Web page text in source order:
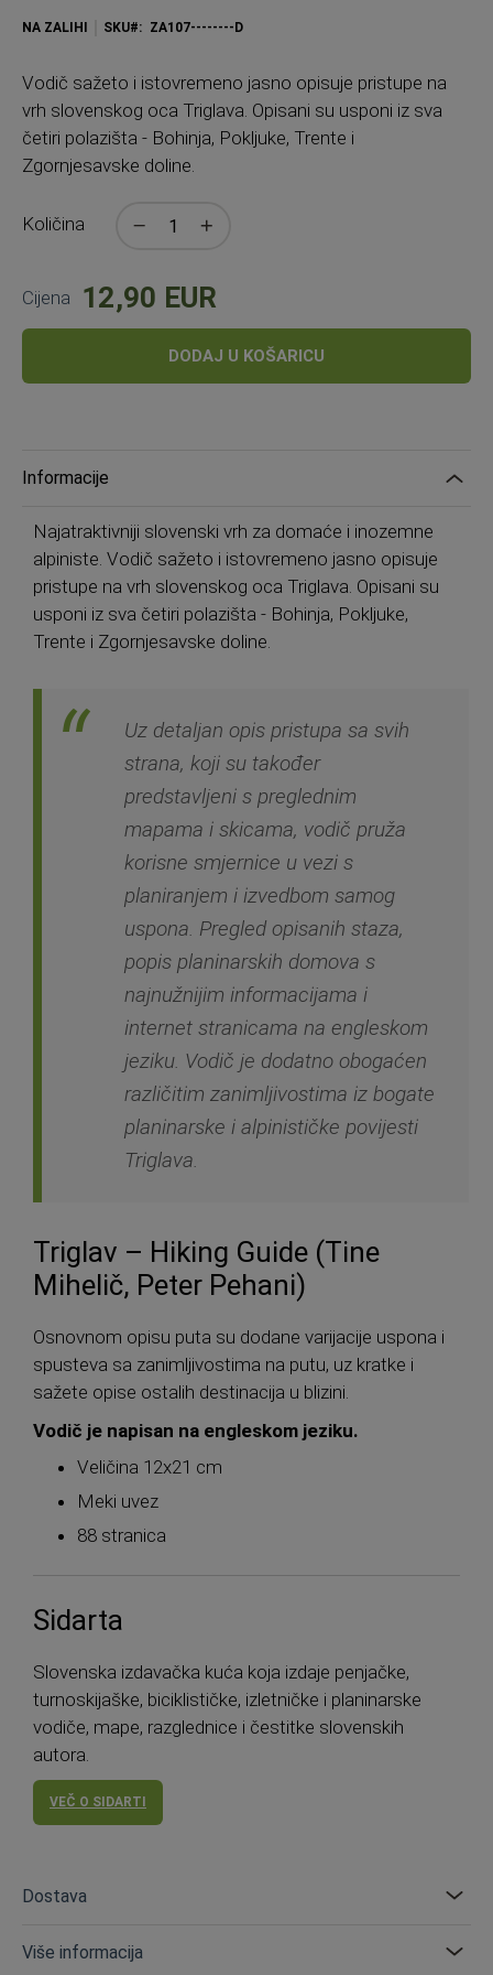
NA ZALIHI SKU ZA107--------D
Vodič sažeto i istovremeno jasno opisuje pristupe na
vrh slovenskog oca Triglava. Opisani su usponi iz sva
četiri polazišta - Bohinja, Pokljuke, Trente i
Zgornjesavske doline.
Količina
Cijena 12,90 EUR
DODAJ U KOŠARICU
Informacije
Najatraktivniji slovenski vrh za domaće i inozemne
alpiniste. Vodič sažeto i istovremeno jasno opisuje
pristupe na vrh slovenskog oca Triglava. Opisani su
usponi iz sva četiri polazišta - Bohinja, Pokljuke,
Trente i Zgornjesavske doline.
Uz detaljan opis pristupa sa svih
strana, koji su također
predstavljeni s preglednim
mapama i skicama, vodič pruža
korisne smjernice u vezi s
planiranjem i izvedbom samog
uspona. Pregled opisanih staza,
popis planinarskih domova s
najnužnijim informacijama i
internet stranicama na engleskom
jeziku. Vodič je dodatno obogaćen
različitim zanimljivostima iz bogate
planinarske i alpinističke povijesti
Triglava.
Triglav – Hiking Guide (Tine
Mihelič, Peter Pehani)
Osnovnom opisu puta su dodane varijacije uspona i
spusteva sa zanimljivostima na putu, uz kratke i
sažete opise ostalih destinacija u blizini.
Vodič je napisan na engleskom jeziku.
Veličina 12x21 cm
Meki uvez
88 stranica
Sidarta
Slovenska izdavačka kuća koja izdaje penjačke,
turnoskijaške, biciklističke, izletničke i planinarske
vodiče, mape, razglednice i čestitke slovenskih
autora.
VEČ O SIDARTI
Dostava
Više informacija